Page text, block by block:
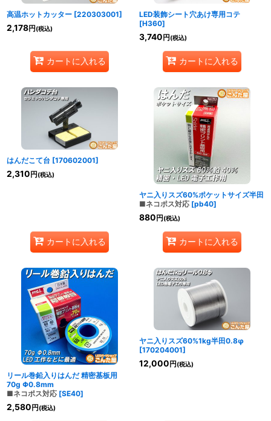
高温ホットカッター [220303001]
2,178円(税込)
カートに入れる
LED装飾シート穴あけ専用コテ
[H360]
3,740円(税込)
カートに入れる
はんだこて台 [170602001]
2,310円(税込)
カートに入れる
ヤニ入りスズ60%ポケットサイズ半田
■ネコポス対応 [pb40]
880円(税込)
カートに入れる
リール巻鉛入りはんだ 精密基板用
70g Φ0.8mm
■ネコポス対応 [SE40]
2,580円(税込)
ヤニ入りスズ60%1kg半田0.8φ
[170204001]
12,000円(税込)